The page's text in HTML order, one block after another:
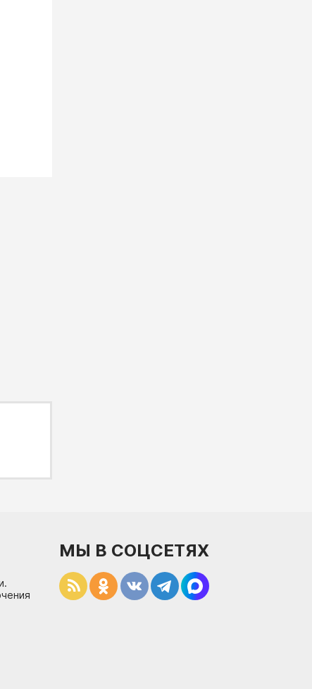
МЫ В СОЦСЕТЯХ